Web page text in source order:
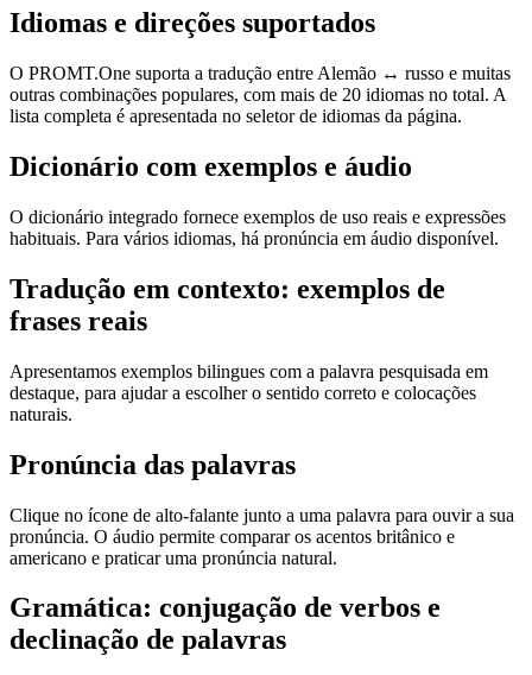
Idiomas e direções suportados
O PROMT.One suporta a tradução entre Alemão ↔ russo e muitas
outras combinações populares, com mais de 20 idiomas no total. A
lista completa é apresentada no seletor de idiomas da página.
Dicionário com exemplos e áudio
O dicionário integrado fornece exemplos de uso reais e expressões
habituais. Para vários idiomas, há pronúncia em áudio disponível.
Tradução em contexto: exemplos de
frases reais
Apresentamos exemplos bilingues com a palavra pesquisada em
destaque, para ajudar a escolher o sentido correto e colocações
naturais.
Pronúncia das palavras
Clique no ícone de alto-falante junto a uma palavra para ouvir a sua
pronúncia. O áudio permite comparar os acentos britânico e
americano e praticar uma pronúncia natural.
Gramática: conjugação de verbos e
declinação de palavras